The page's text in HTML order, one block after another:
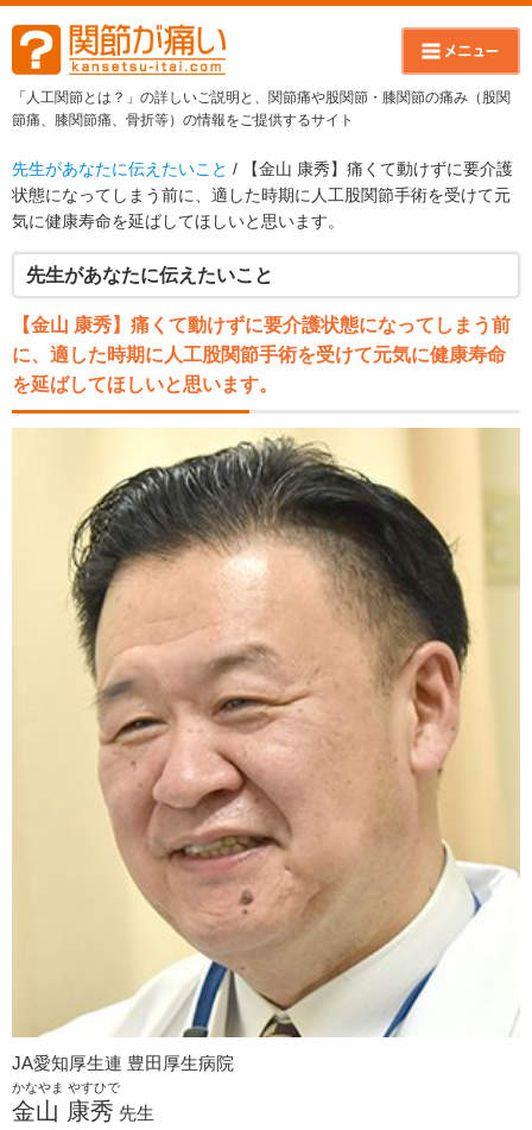
「人工関節とは？」の詳しいご説明と、関節痛や股関節・膝関節の痛み（股関
節痛、膝関節痛、骨折等）の情報をご提供するサイト
先生があなたに伝えたいこと / 【金山 康秀】痛くて動けずに要介護
状態になってしまう前に、適した時期に人工股関節手術を受けて元
気に健康寿命を延ばしてほしいと思います。
先生があなたに伝えたいこと
【金山 康秀】痛くて動けずに要介護状態になってしまう前
に、適した時期に人工股関節手術を受けて元気に健康寿命
を延ばしてほしいと思います。
JA愛知厚生連 豊田厚生病院
かなやま やすひで
金山 康秀 先生